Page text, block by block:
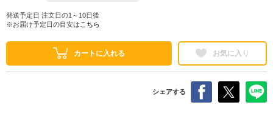
発送予定日 注文日の1～10日後
※お届け予定日の目安は こちら
カートに入れる お気に入り
シェアする